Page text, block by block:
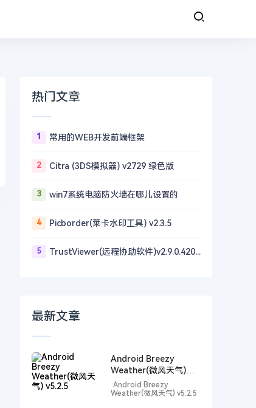
热门文章
1 常用的WEB开发前端框架
2 Citra (3DS模拟器) v2729 绿色版
3 win7系统电脑防火墙在哪儿设置的
4 Picborder(莱卡水印工具) v2.3.5
5 TrustViewer(远程协助软件)v2.9.0.4203 单文件版
最新文章
Android Breezy
Weather(微风天气)
v5.2.5
Android Breezy
Weather(微风天气) v5.2.5